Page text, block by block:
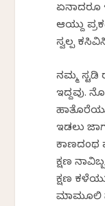
ಏನಾದರೂ
ಆಯ್ದು
ಸ್ವಲ್ಪ
ನಮ್ಮ ಸ್ಟಡಿ
ಇದ್ದವು.
ಇಡಲು ಜಾಗ
ಕಾಣದಂಥ
ಕ್ಷಣ
ಕ್ಷಣ
ಮಾಮೂಲಿ